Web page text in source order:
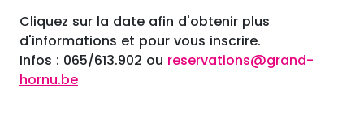
Cliquez sur la date afin d'obtenir plus
d'informations et pour vous inscrire.
Infos : 065/613.902 ou reservations@grand-
hornu.be